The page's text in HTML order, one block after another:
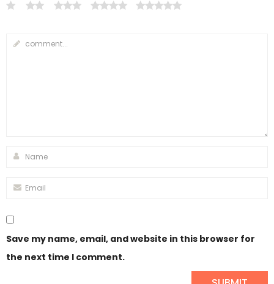
Save my name, email, and website in this browser for
the next time I comment.